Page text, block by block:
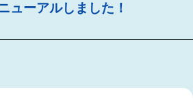
ューアルしました！